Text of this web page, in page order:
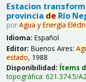
Estacion
provincia deRío
por Agua y Energía
Idioma: Español
Editor: Buenos Aires:
estado, 1988
Disponibilidad: Ítems
topográfica: 621.374.5/